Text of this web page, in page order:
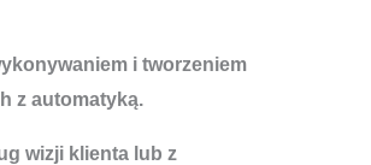
i tworzeniem
z automatyką.
wizji klienta lub z